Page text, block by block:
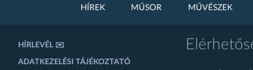
HÍREK MŰSOR MŰVÉSZEK
HÍRLEVÉL ✉️
ADATKEZELÉSI TÁJÉKOZTATÓ